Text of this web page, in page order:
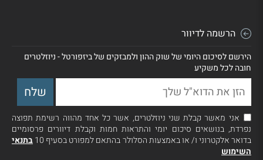
הרשמה לדיוור
הירשם לסיכום היומי של שוק ההון ולמבזקים של ביזפורטל - ניוזלטרים
חובה לכל משקיע
אני מאשר קבלת שני ניוזלטרים, אשר כל אחד מהווה רשימת תפוצה
נפרדת, בנושאים סיכום יומי והתראות חמות וקבלת דיוורים פרסומיים
בדואר אלקטרוני ו/ או באמצעות הסלולר בהתאם למפורט בסעיף 10
בתנאי
השימוש